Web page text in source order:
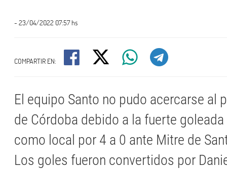
- 23/04/2022 07:57 hs
COMPARTIR EN:
El equipo Santo no pudo acercarse al
de Córdoba debido a la fuerte
como local por 4 a 0 ante Mitre de
Los goles fueron convertidos por